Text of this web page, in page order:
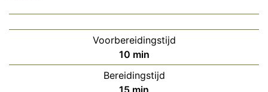
Voorbereidingstijd
10minuten
min
Bereidingstijd
minuten